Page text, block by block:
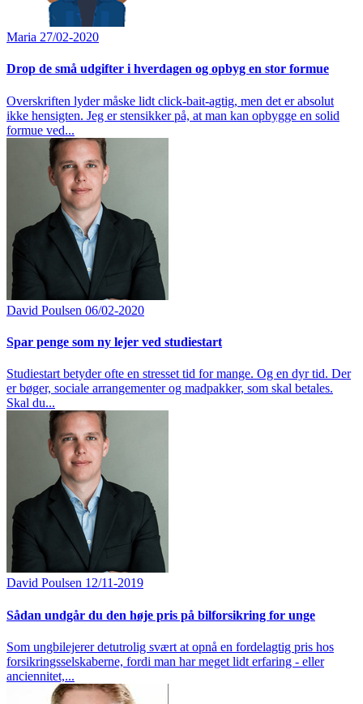
Maria 27/02-2020
Drop de små udgifter i hverdagen og opbyg en stor formue
Overskriften lyder måske lidt click-bait-agtig, men det er absolut
ikke hensigten. Jeg er stensikker på, at man kan opbygge en solid
formue ved...
David Poulsen 06/02-2020
Spar penge som ny lejer ved studiestart
Studiestart betyder ofte en stresset tid for mange. Og en dyr tid. Der
er bøger, sociale arrangementer og madpakker, som skal betales.
Skal du...
David Poulsen 12/11-2019
Sådan undgår du den høje pris på bilforsikring for unge
Som ungbilejerer detutrolig svært at opnå en fordelagtig pris hos
forsikringsselskaberne, fordi man har meget lidt erfaring - eller
anciennitet,...